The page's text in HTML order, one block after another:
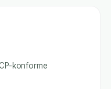
konforme